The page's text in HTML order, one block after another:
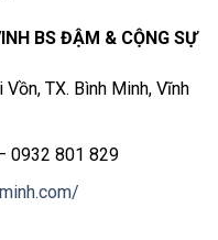
BS ĐẬM & CỘNG SỰ
TX. Bình Minh, Vĩnh
0932 801 829